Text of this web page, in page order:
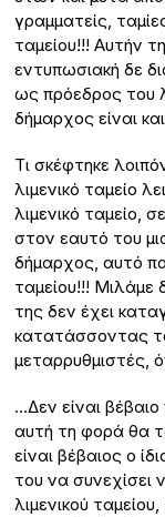
γραμματείς,
ταμείου!!! Αυτήν
εντυπωσιακή δε
ως πρόεδρος του
δήμαρχος είναι
Τι σκέφτηκε
λιμενικό ταμείο
λιμενικό ταμείο,
στον εαυτό του
δήμαρχος, αυτό
ταμείου!!! Μιλάμε
της δεν έχει
κατατάσσοντας
μεταρρυθμιστές,
…Δεν είναι βέβαιο
αυτή τη φορά θα
είναι βέβαιος ο
του να συνεχίσει
λιμενικού